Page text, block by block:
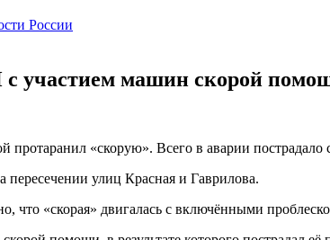
России
участием машин скорой
«скорую». Всего в аварии пострадало
пересечении улиц Красная и Гаврилова.
что «скорая» двигалась с включёнными